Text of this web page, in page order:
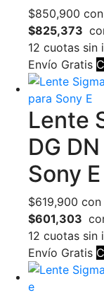
$850,900
$825,373
12 cuotas sin
Envío Gratis
Lente
DG
Sony E
$619,900 con
$601,303
12 cuotas sin
Envío Gratis